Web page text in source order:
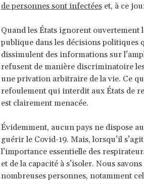
de personnes sont infectéeset, à ce
Quand les États ignorent ouvertement
publique dans les décisions politiques
dissimulent des informations sur
refusent de manière discriminatoire
une privation arbitraire de la vie. Ce
refoulement qui interdit aux États de
est clairement menacée.
Évidemment, aucun pays ne dispose
guérir le Covid-19. Mais, lorsqu’il
l’importance essentielle des
et de la capacité à s’isoler. Nous
nombreuses personnes, notamment